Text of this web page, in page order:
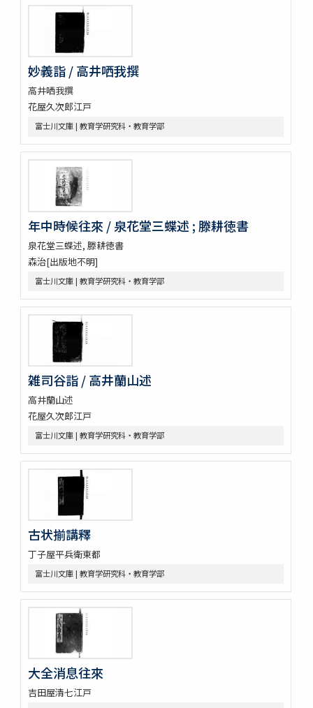
妙義詣 / 高井哂我撰
高井哂我撰
花屋久次郎江戸
富士川文庫 | 教育学研究科・教育学部
年中時候往來 / 泉花堂三蝶述 ; 滕耕徳書
泉花堂三蝶述, 滕耕徳書
森治[出版地不明]
富士川文庫 | 教育学研究科・教育学部
雑司谷詣 / 高井蘭山述
高井蘭山述
花屋久次郎江戸
富士川文庫 | 教育学研究科・教育学部
古状揃講釋
丁子屋平兵衛東都
富士川文庫 | 教育学研究科・教育学部
大全消息往來
吉田屋清七江戸